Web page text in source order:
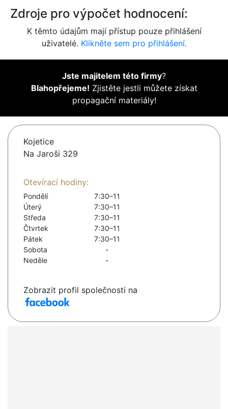
Zdroje pro výpočet hodnocení:
K těmto údajům mají přístup pouze přihlášení
uživatelé. Klikněte sem pro přihlášení.
Jste majitelem této firmy?
Blahopřejeme! Zjistěte jestli můžete získat
propagační materiály!
Kojetice
Na Jaroši 329
Otevírací hodiny:
Pondělí
7:30–11
Úterý
7:30–11
Středa
7:30–11
Čtvrtek
7:30–11
Pátek
7:30–11
Sobota
-
Neděle
-
Zobrazit profil společnosti na